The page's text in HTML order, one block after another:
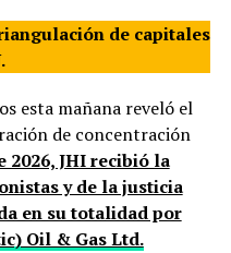
de capitales
esta mañana reveló el
de concentración
2026, JHI recibió la
y de la justicia
en su totalidad por
Oil & Gas Ltd.